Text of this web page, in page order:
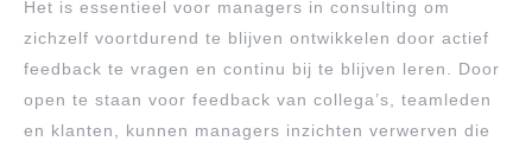
Het is essentieel voor managers in consulting om
zichzelf voortdurend te blijven ontwikkelen door actief
feedback te vragen en continu bij te blijven leren. Door
open te staan voor feedback van collega’s, teamleden
en klanten, kunnen managers inzichten verwerven die